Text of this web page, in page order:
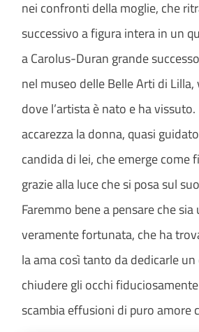
nei confronti della moglie, che
successivo a figura intera in un
a Carolus-Duran grande
nel museo delle Belle Arti di Lilla,
dove l’artista è nato e ha vissuto.
accarezza la donna, quasi
candida di lei, che emerge come
grazie alla luce che si posa sul
Faremmo bene a pensare che
veramente fortunata, che ha
la ama così tanto da dedicarle
chiudere gli occhi
scambia effusioni di puro amore